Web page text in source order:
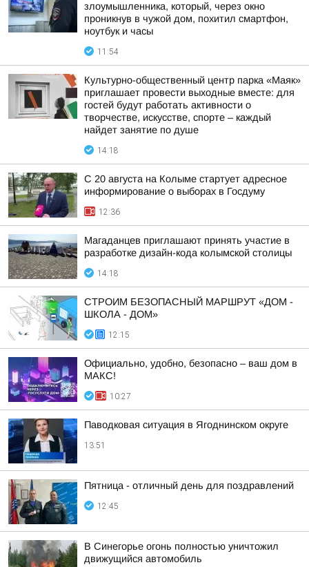
злоумышленника, который, через окно
проникнув в чужой дом, похитил смартфон,
ноутбук и часы
11:54
Культурно-общественный центр парка «Маяк»
приглашает провести выходные вместе: для
гостей будут работать активности о
творчестве, искусстве, спорте – каждый
найдет занятие по душе
14:18
С 20 августа на Колыме стартует адресное
информирование о выборах в Госдуму
12:36
Магаданцев приглашают принять участие в
разработке дизайн-кода колымской столицы
14:18
СТРОИМ БЕЗОПАСНЫЙ МАРШРУТ «ДОМ -
ШКОЛА - ДОМ»
12:15
Официально, удобно, безопасно – ваш дом в
МАКС!
10:27
Паводковая ситуация в Ягоднинском округе
13:51
Пятница - отличный день для поздравлений
12:45
В Синегорье огонь полностью уничтожил
движущийся автомобиль